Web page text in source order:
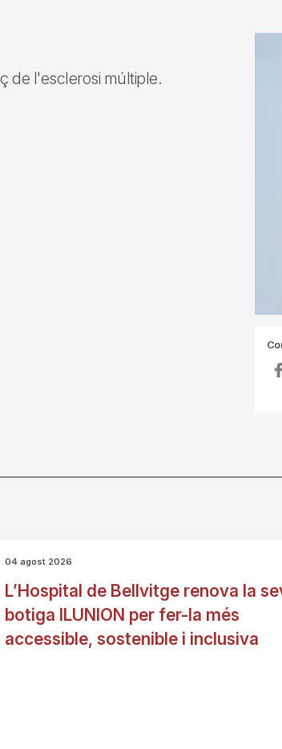
de l'esclerosi múltiple.
04 agost 2026
L’Hospital de Bellvitge renova la
botiga ILUNION per fer-la més
accessible, sostenible i inclusiva